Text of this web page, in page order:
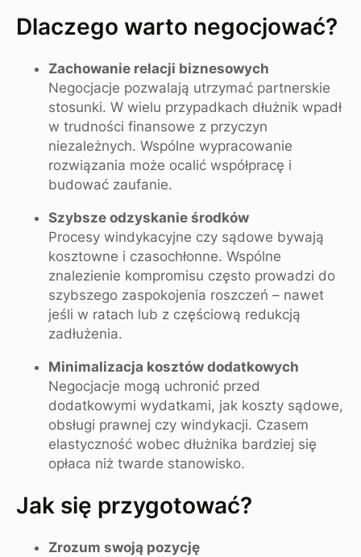
Dlaczego warto negocjować?
Zachowanie relacji biznesowych
Negocjacje pozwalają utrzymać partnerskie
stosunki. W wielu przypadkach dłużnik wpadł
w trudności finansowe z przyczyn
niezależnych. Wspólne wypracowanie
rozwiązania może ocalić współpracę i
budować zaufanie.
Szybsze odzyskanie środków
Procesy windykacyjne czy sądowe bywają
kosztowne i czasochłonne. Wspólne
znalezienie kompromisu często prowadzi do
szybszego zaspokojenia roszczeń – nawet
jeśli w ratach lub z częściową redukcją
zadłużenia.
Minimalizacja kosztów dodatkowych
Negocjacje mogą uchronić przed
dodatkowymi wydatkami, jak koszty sądowe,
obsługi prawnej czy windykacji. Czasem
elastyczność wobec dłużnika bardziej się
opłaca niż twarde stanowisko.
Jak się przygotować?
Zrozum swoją pozycję